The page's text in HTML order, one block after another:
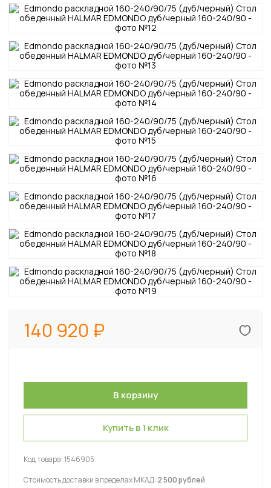
140 920
Купить в 1 клик
Код товара:1546905
Стоимость доставки в пределах МКАД: 2 500 рублей